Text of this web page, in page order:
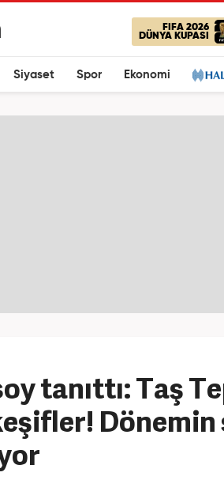
FIFA 2026
DÜNYA KUPASI
Siyaset Spor Ekonomi
tanıttı: Taş
Dönemin